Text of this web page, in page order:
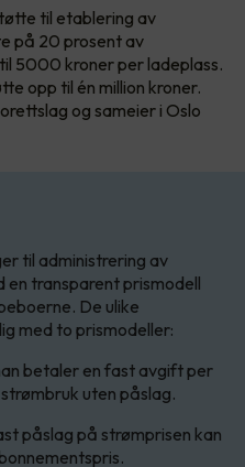
til etablering av
på 20 prosent av
5000 kroner per ladeplass.
opp til én million kroner.
og sameier i Oslo
til administrering av
en transparent prismodell
De ulike
med to prismodeller:
betaler en fast avgift per
uten påslag.
påslag på strømprisen kan